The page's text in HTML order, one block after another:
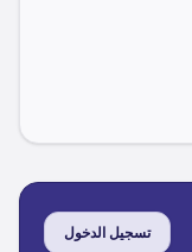
تسجيل الدخول